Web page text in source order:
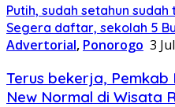
Putih, sudah setahun
Segera daftar, sekolah 5
Advertorial, Ponorogo 3
Terus bekerja, Pemkab
New Normal di Wisata